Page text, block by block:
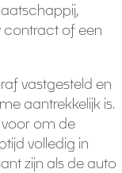
contract of een
vastgesteld en
aantrekkelijk is.
om de
volledig in
zijn als de auto